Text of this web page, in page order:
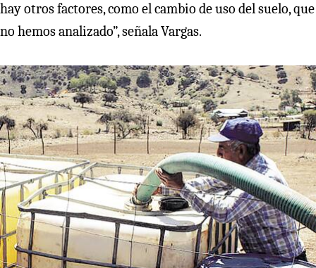
hay otros factores, como el cambio de uso del suelo, que
no hemos analizado”, señala Vargas.